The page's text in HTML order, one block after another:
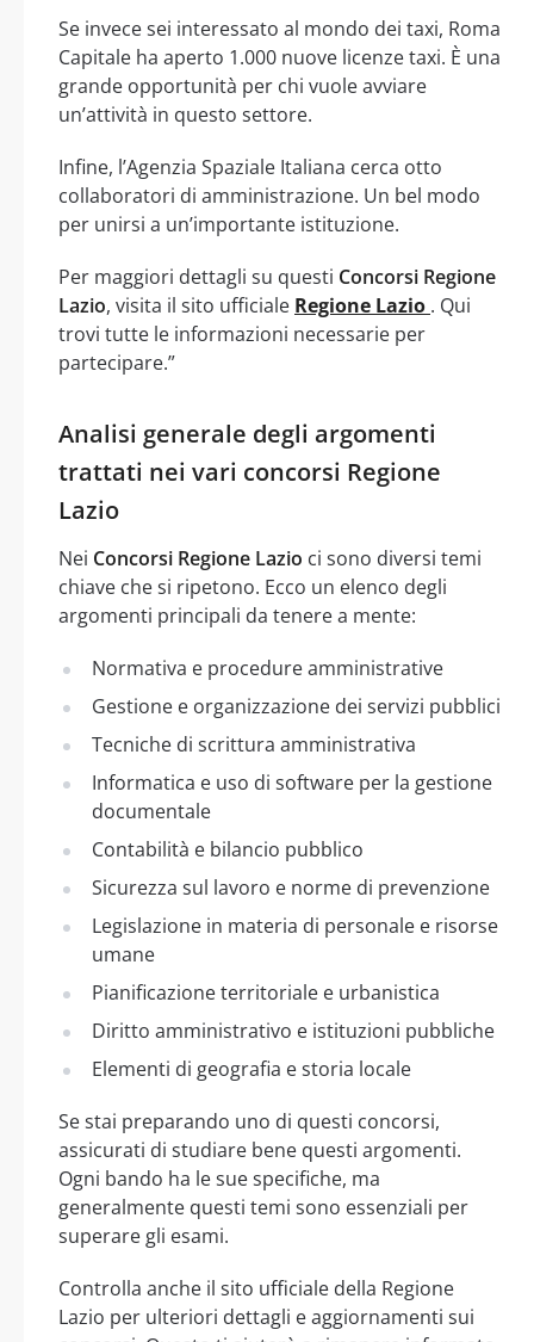
Se invece sei interessato al mondo dei taxi, Roma
Capitale ha aperto 1.000 nuove licenze taxi. È una
grande opportunità per chi vuole avviare
un’attività in questo settore.
Infine, l’Agenzia Spaziale Italiana cerca otto
collaboratori di amministrazione. Un bel modo
per unirsi a un’importante istituzione.
Per maggiori dettagli su questi Concorsi Regione
Lazio, visita il sito ufficiale Regione Lazio . Qui
trovi tutte le informazioni necessarie per
partecipare.”
Analisi generale degli argomenti
trattati nei vari concorsi Regione
Lazio
Nei Concorsi Regione Lazio ci sono diversi temi
chiave che si ripetono. Ecco un elenco degli
argomenti principali da tenere a mente:
Normativa e procedure amministrative
Gestione e organizzazione dei servizi pubblici
Tecniche di scrittura amministrativa
Informatica e uso di software per la gestione
documentale
Contabilità e bilancio pubblico
Sicurezza sul lavoro e norme di prevenzione
Legislazione in materia di personale e risorse
umane
Pianificazione territoriale e urbanistica
Diritto amministrativo e istituzioni pubbliche
Elementi di geografia e storia locale
Se stai preparando uno di questi concorsi,
assicurati di studiare bene questi argomenti.
Ogni bando ha le sue specifiche, ma
generalmente questi temi sono essenziali per
superare gli esami.
Controlla anche il sito ufficiale della Regione
Lazio per ulteriori dettagli e aggiornamenti sui